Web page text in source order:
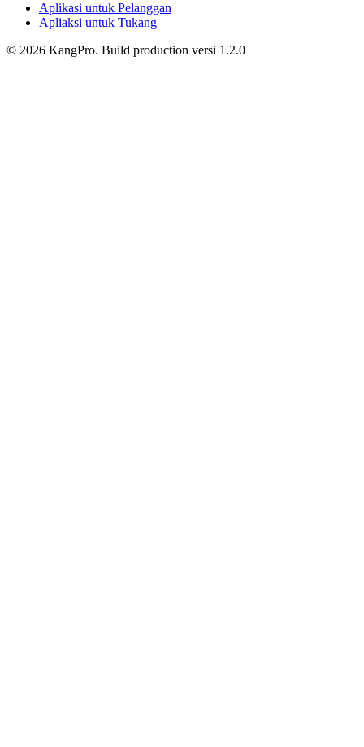
Aplikasi untuk Pelanggan
Apliaksi untuk Tukang
© 2026 KangPro. Build production versi 1.2.0